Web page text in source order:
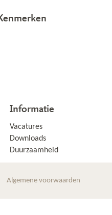
Informatie
Vacatures
Downloads
Duurzaamheid
Algemene voorwaarden